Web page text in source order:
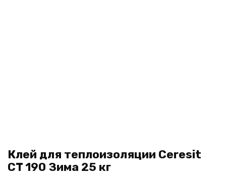
Клей для теплоизоляции Ceresit
CT 190 Зима 25 кг